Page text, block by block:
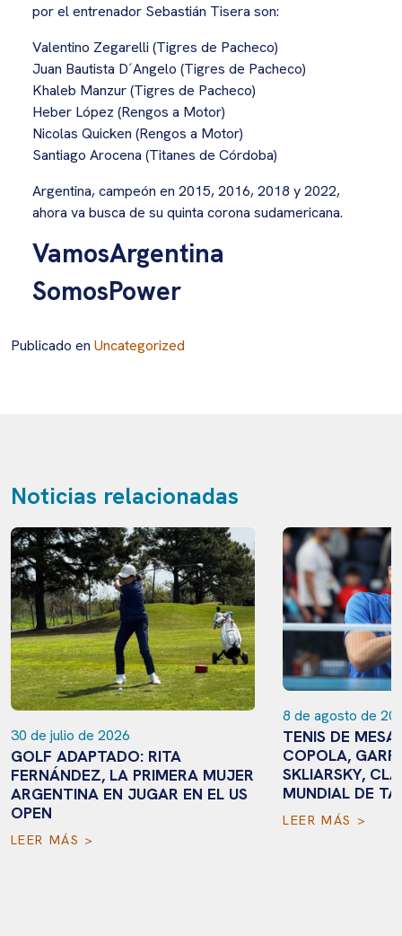
por el entrenador Sebastián Tisera son:
Valentino Zegarelli (Tigres de Pacheco)
Juan Bautista D´Angelo (Tigres de Pacheco)
Khaleb Manzur (Tigres de Pacheco)
Heber López (Rengos a Motor)
Nicolas Quicken (Rengos a Motor)
Santiago Arocena (Titanes de Córdoba)
Argentina, campeón en 2015, 2016, 2018 y 2022,
ahora va busca de su quinta corona sudamericana.
VamosArgentina
SomosPower
Publicado en Uncategorized
Noticias relacionadas
30 de julio de 2026
GOLF ADAPTADO: RITA
FERNÁNDEZ, LA PRIMERA MUJER
ARGENTINA EN JUGAR EN EL US
OPEN
LEER MÁS >
8 de agosto de
TENIS DE
COPOLA,
SKLIARSKY,
MUNDIAL DE
LEER MÁS >